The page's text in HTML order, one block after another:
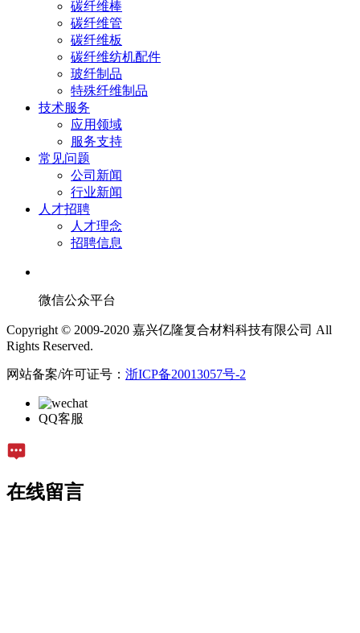
碳纤维棒
碳纤维管
碳纤维板
碳纤维纺机配件
玻纤制品
特殊纤维制品
技术服务
应用领域
服务支持
常见问题
公司新闻
行业新闻
人才招聘
人才理念
招聘信息
微信公众平台
Copyright © 2009-2020 嘉兴亿隆复合材料科技有限公司 All
Rights Reserved.
网站备案/许可证号： 浙ICP备20013057号-2
QQ客服
在线留言